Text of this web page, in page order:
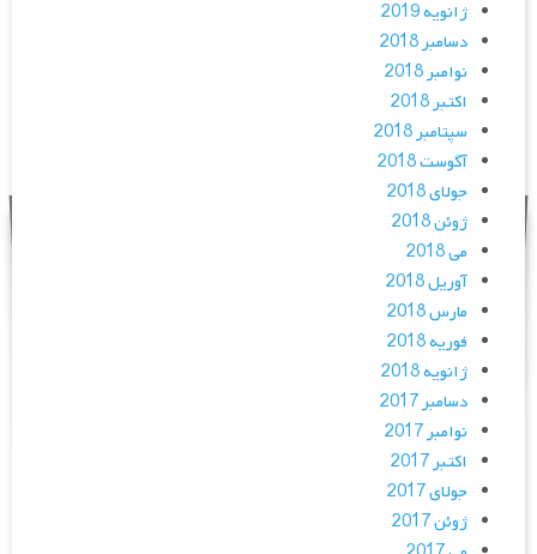
ژانویه 2019
دسامبر 2018
نوامبر 2018
اکتبر 2018
سپتامبر 2018
آگوست 2018
جولای 2018
ژوئن 2018
می 2018
آوریل 2018
مارس 2018
فوریه 2018
ژانویه 2018
دسامبر 2017
نوامبر 2017
اکتبر 2017
جولای 2017
ژوئن 2017